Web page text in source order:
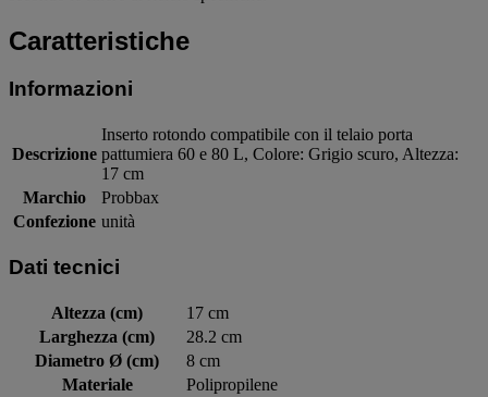
Caratteristiche
Informazioni
Descrizione
Inserto rotondo compatibile con il telaio porta
pattumiera 60 e 80 L, Colore: Grigio scuro, Altezza:
17 cm
Marchio
Probbax
Confezione unità
Dati tecnici
Altezza (cm)
17 cm
Larghezza (cm)
28.2 cm
Diametro Ø (cm)
8 cm
Materiale
Polipropilene